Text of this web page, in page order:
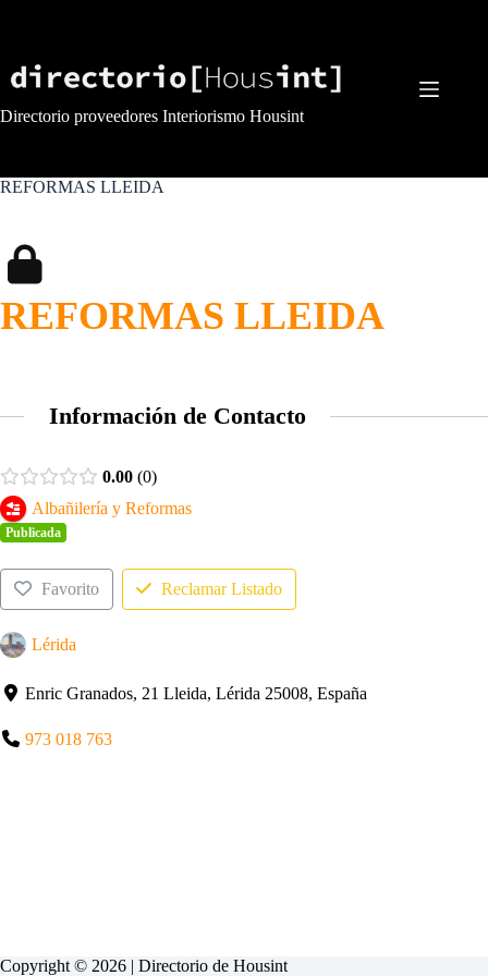
Directorio proveedores Interiorismo Housint
REFORMAS LLEIDA
REFORMAS LLEIDA
Información de Contacto
0.00 0
Albañilería y Reformas
Publicada
Favorito Reclamar Listado
Lérida
Enric Granados, 21 Lleida, Lérida 25008, España
973 018 763
Copyright © 2026 | Directorio de Housint